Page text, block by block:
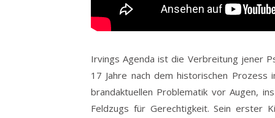
Irvings Agenda ist die Verbreitung jener
17 Jahre nach dem historischen
brandaktuellen Problematik vor Augen,
Feldzugs für Gerechtigkeit. Sein erster